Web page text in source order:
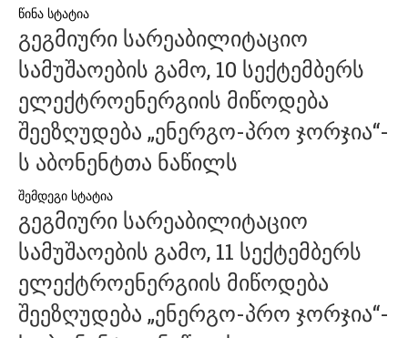
პოსტის
ნავიგაცია
გეგმიური სარეაბილიტაციო
სამუშაოების გამო, 10 სექტემბერს
ელექტროენერგიის მიწოდება
შეეზღუდება „ენერგო-პრო ჯორჯია“-
ს აბონენტთა ნაწილს
გეგმიური სარეაბილიტაციო
სამუშაოების გამო, 11 სექტემბერს
ელექტროენერგიის მიწოდება
შეეზღუდება „ენერგო-პრო ჯორჯია“-